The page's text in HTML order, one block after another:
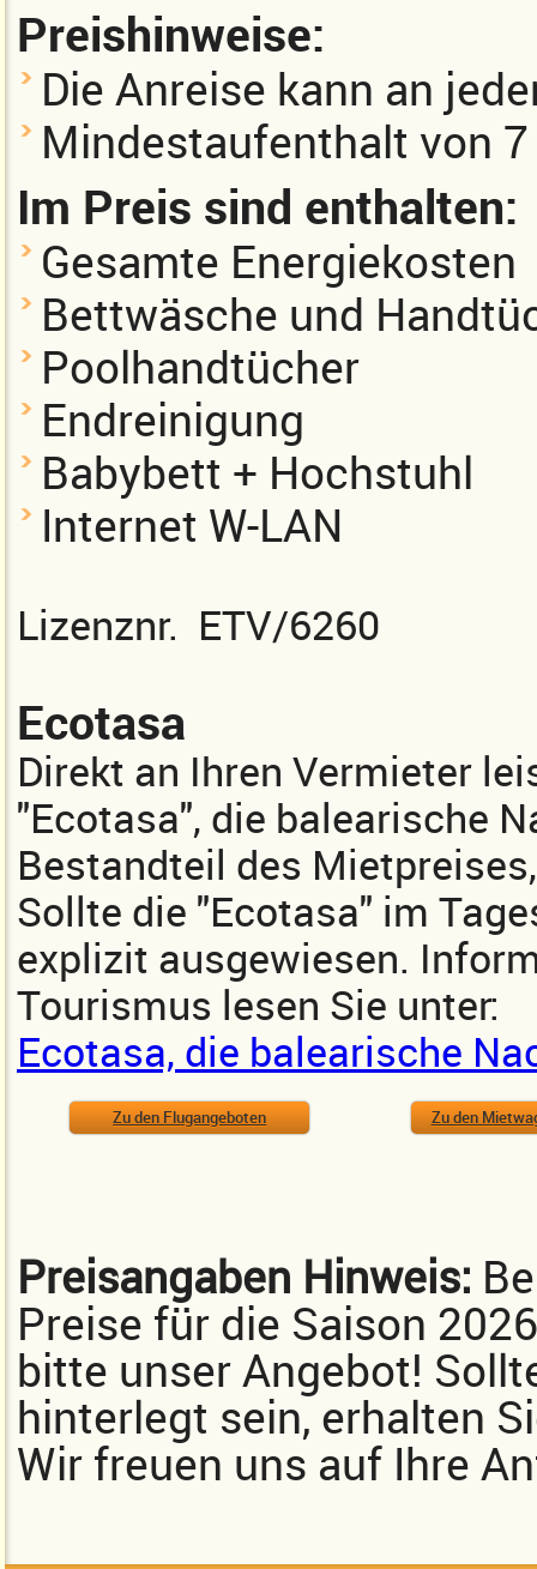
Preishinweise:
Die Anreise kann an
Mindestaufenthalt von 7
Im Preis sind enthalten:
Gesamte Energiekosten
Bettwäsche und
Poolhandtücher
Endreinigung
Babybett + Hochstuhl
Internet W-LAN
Lizenznr. ETV/6260
Ecotasa
Direkt an Ihren Vermieter
"Ecotasa", die balearische
Bestandteil des
Sollte die "Ecotasa" im
explizit ausgewiesen.
Tourismus lesen Sie unter:
Ecotasa, die balearische
Zu den Flugangeboten Zu den
Preisangaben Hinweis:
Preise für die Saison
bitte unser Angebot!
hinterlegt sein, erhalten
Wir freuen uns auf Ihre